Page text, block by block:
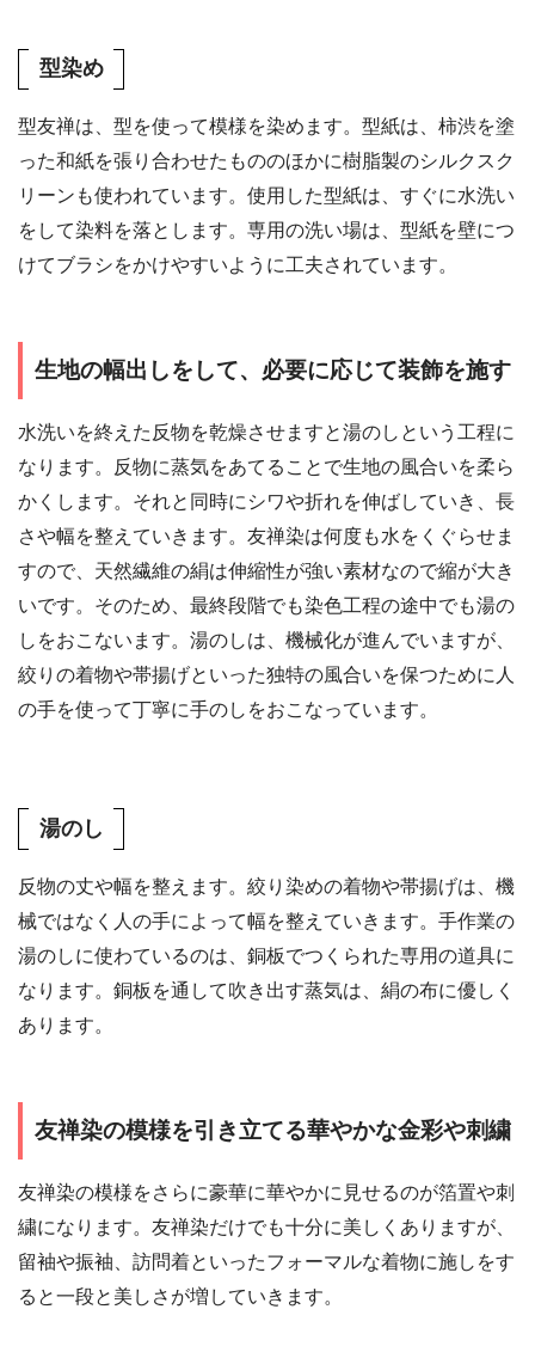
型染め
型友禅は、型を使って模様を染めます。型紙は、柿渋を塗
った和紙を張り合わせたもののほかに樹脂製のシルクスク
リーンも使われています。使用した型紙は、すぐに水洗い
をして染料を落とします。専用の洗い場は、型紙を壁につ
けてブラシをかけやすいように工夫されています。
生地の幅出しをして、必要に応じて装飾を施す
水洗いを終えた反物を乾燥させますと湯のしという工程に
なります。反物に蒸気をあてることで生地の風合いを柔ら
かくします。それと同時にシワや折れを伸ばしていき、長
さや幅を整えていきます。友禅染は何度も水をくぐらせま
すので、天然繊維の絹は伸縮性が強い素材なので縮が大き
いです。そのため、最終段階でも染色工程の途中でも湯の
しをおこないます。湯のしは、機械化が進んでいますが、
絞りの着物や帯揚げといった独特の風合いを保つために人
の手を使って丁寧に手のしをおこなっています。
湯のし
反物の丈や幅を整えます。絞り染めの着物や帯揚げは、機
械ではなく人の手によって幅を整えていきます。手作業の
湯のしに使わているのは、銅板でつくられた専用の道具に
なります。銅板を通して吹き出す蒸気は、絹の布に優しく
あります。
友禅染の模様を引き立てる華やかな金彩や刺繍
友禅染の模様をさらに豪華に華やかに見せるのが箔置や刺
繍になります。友禅染だけでも十分に美しくありますが、
留袖や振袖、訪問着といったフォーマルな着物に施しをす
ると一段と美しさが増していきます。